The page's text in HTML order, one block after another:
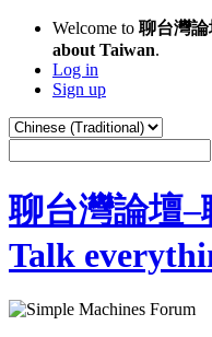
Welcome to 聊台灣
about Taiwan.
Log in
Sign up
聊台灣論壇
Talk